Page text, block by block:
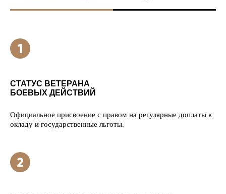
СТАТУС ВЕТЕРАНА
БОЕВЫХ ДЕЙСТВИЙ
Официальное присвоение с правом на регулярные доплаты к
окладу и государственные льготы.